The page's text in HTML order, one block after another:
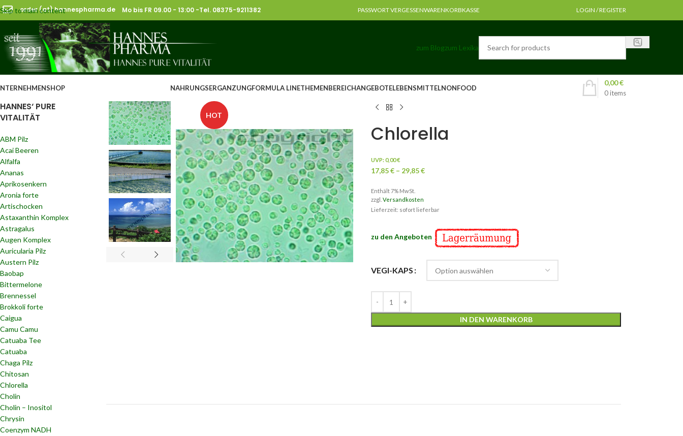
Skip to main content
order (at) hannespharma.de Mo bis FR 09.00 - 13:00 -Tel. 08375-9211382 PASSWORT VERGESSENWARENKORBKASSE LOGIN / REGISTER
zum Blogzum Lexika
SHOP NAHRUNGSERGANZUNGFORMULA LINETHEMENBEREICHANGEBOTELEBENSMITTELNONFOOD
0items
0,00€
HANNES‘ PURE
VITALITÄT
ABM Pilz
Acai Beeren
Alfalfa
Ananas
Aprikosenkern
Aronia forte
Artischocken
Astaxanthin Komplex
Astragalus
Augen Komplex
Auricularia Pilz
Austern Pilz
Baobap
Bittermelone
Brennessel
Brokkoli forte
Caigua
Camu Camu
Catuaba Tee
Catuaba
Chaga Pilz
Chitosan
Chlorella
Cholin
Cholin – Inositol
Chrysin
Coenzym NADH
HOT
Chlorella
UVP:0,00€
17,85€ – 29,85€
Enthält 7% MwSt.
zzgl.Versandkosten
Lieferzeit: sofort lieferbar
zu den Angeboten
VEGI-KAPS
IN DEN WARENKORB